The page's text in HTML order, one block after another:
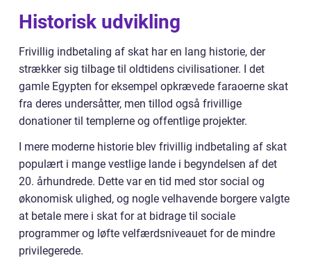
Historisk udvikling
Frivillig indbetaling af skat har en lang historie, der
strækker sig tilbage til oldtidens civilisationer. I det
gamle Egypten for eksempel opkrævede faraoerne skat
fra deres undersåtter, men tillod også frivillige
donationer til templerne og offentlige projekter.
I mere moderne historie blev frivillig indbetaling af skat
populært i mange vestlige lande i begyndelsen af det
20. århundrede. Dette var en tid med stor social og
økonomisk ulighed, og nogle velhavende borgere valgte
at betale mere i skat for at bidrage til sociale
programmer og løfte velfærdsniveauet for de mindre
privilegerede.